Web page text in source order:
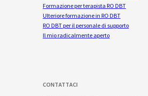
Formazione per terapista RO DBT
Ulteriore formazione in RO DBT
RO DBT per il personale di supporto
Il mio radicalmente aperto
CONTATTACI